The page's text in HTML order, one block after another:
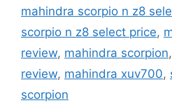
mahindra scorpio n z8
scorpio n z8 select price,
review, mahindra scorpion,
review, mahindra xuv700,
scorpion